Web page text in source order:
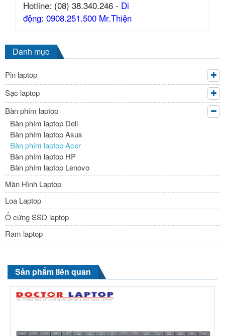
Hotline: (08) 38.340.246 - Di
động: 0908.251.500 Mr.Thiện
Danh mục
Pin laptop
Sạc laptop
Bàn phím laptop
Bàn phím laptop Dell
Bàn phím laptop Asus
Bàn phím laptop Acer
Bàn phím laptop HP
Bàn phím laptop Lenovo
Màn Hình Laptop
Loa Laptop
Ổ cứng SSD laptop
Ram laptop
Sản phẩm liên quan